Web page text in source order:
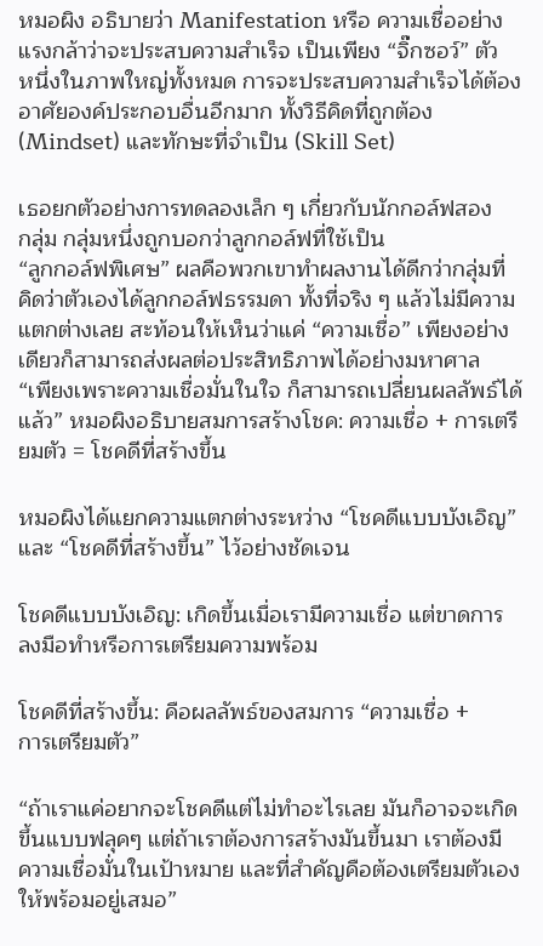
หมอผิง อธิบายว่า Manifestation หรือ ความเชื่ออย่าง
แรงกล้าว่าจะประสบความสำเร็จ เป็นเพียง “จิ๊กซอว์” ตัว
หนึ่งในภาพใหญ่ทั้งหมด การจะประสบความสำเร็จได้ต้อง
อาศัยองค์ประกอบอื่นอีกมาก ทั้งวิธีคิดที่ถูกต้อง
(Mindset) และทักษะที่จำเป็น (Skill Set)
เธอยกตัวอย่างการทดลองเล็ก ๆ เกี่ยวกับนักกอล์ฟสอง
กลุ่ม กลุ่มหนึ่งถูกบอกว่าลูกกอล์ฟที่ใช้เป็น
“ลูกกอล์ฟพิเศษ” ผลคือพวกเขาทำผลงานได้ดีกว่ากลุ่มที่
คิดว่าตัวเองได้ลูกกอล์ฟธรรมดา ทั้งที่จริง ๆ แล้วไม่มีความ
แตกต่างเลย สะท้อนให้เห็นว่าแค่ “ความเชื่อ” เพียงอย่าง
เดียวก็สามารถส่งผลต่อประสิทธิภาพได้อย่างมหาศาล
“เพียงเพราะความเชื่อมั่นในใจ ก็สามารถเปลี่ยนผลลัพธ์ได้
แล้ว” หมอผิงอธิบายสมการสร้างโชค: ความเชื่อ + การเตรี
ยมตัว = โชคดีที่สร้างขึ้น
หมอผิงได้แยกความแตกต่างระหว่าง “โชคดีแบบบังเอิญ”
และ “โชคดีที่สร้างขึ้น” ไว้อย่างชัดเจน
โชคดีแบบบังเอิญ: เกิดขึ้นเมื่อเรามีความเชื่อ แต่ขาดการ
ลงมือทำหรือการเตรียมความพร้อม
โชคดีที่สร้างขึ้น: คือผลลัพธ์ของสมการ “ความเชื่อ +
การเตรียมตัว”
“ถ้าเราแค่อยากจะโชคดีแต่ไม่ทำอะไรเลย มันก็อาจจะเกิด
ขึ้นแบบฟลุคๆ แต่ถ้าเราต้องการสร้างมันขึ้นมา เราต้องมี
ความเชื่อมั่นในเป้าหมาย และที่สำคัญคือต้องเตรียมตัวเอง
ให้พร้อมอยู่เสมอ”